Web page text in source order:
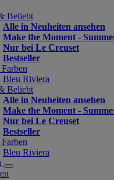
Beliebt
Alle in Neuheiten ansehen
Make the Moment -
Nur bei Le Creuset
Bestseller
Bleu Riviera
Beliebt
Alle in Neuheiten ansehen
Make the Moment -
Nur bei Le Creuset
Bestseller
Bleu Riviera